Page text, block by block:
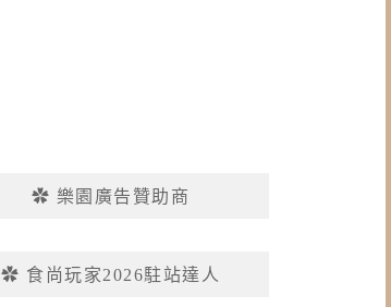
✿ 樂園廣告贊助商
✿ 食尚玩家2026駐站達人